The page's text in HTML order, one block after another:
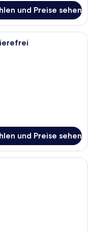
und Preise sehen
Hotelzimmer mit
und Preise sehen
Hotelzimmer mit